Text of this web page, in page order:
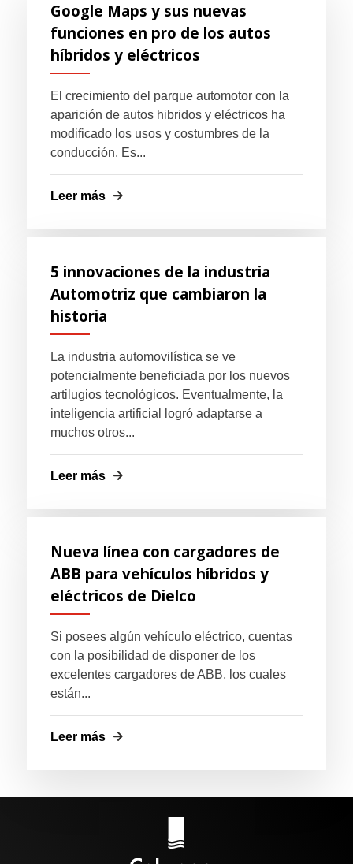
Google Maps y sus nuevas
funciones en pro de los autos
híbridos y eléctricos
El crecimiento del parque automotor con la
aparición de autos hibridos y eléctricos ha
modificado los usos y costumbres de la
conducción. Es...
Leer más
5 innovaciones de la industria
Automotriz que cambiaron la
historia
La industria automovilística se ve
potencialmente beneficiada por los nuevos
artilugios tecnológicos. Eventualmente, la
inteligencia artificial logró adaptarse a
muchos otros...
Leer más
Nueva línea con cargadores de
ABB para vehículos híbridos y
eléctricos de Dielco
Si posees algún vehículo eléctrico, cuentas
con la posibilidad de disponer de los
excelentes cargadores de ABB, los cuales
están...
Leer más